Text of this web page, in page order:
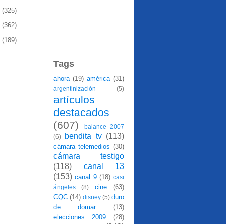
(325)
(362)
(189)
Tags
ahora (19) américa (31)
argentinización (5)
artículos
destacados
(607)
balance 2007
(6)
bendita tv (113)
cámara telemedios (30)
cámara testigo
(118)
canal 13
(153) canal 9 (18) casi
ángeles
(8) cine
(63)
CQC (14) disney (5) duro
de domar
(13)
elecciones 2009
(28)